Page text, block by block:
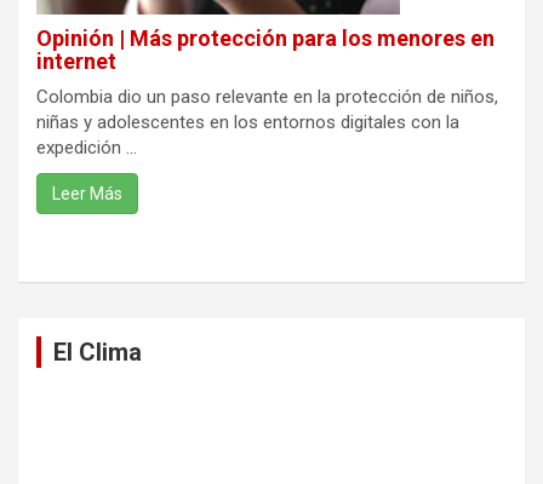
Opinión | Más protección para los menores en
internet
Colombia dio un paso relevante en la protección de niños,
niñas y adolescentes en los entornos digitales con la
expedición ...
Leer Más
El Clima